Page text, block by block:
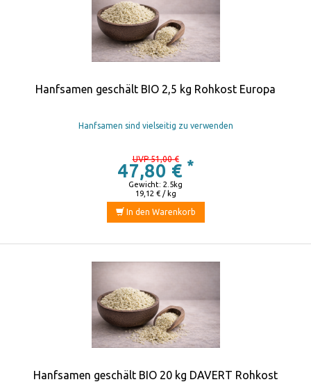
Hanfsamen geschält BIO 2,5 kg Rohkost Europa
Hanfsamen sind vielseitig zu verwenden
UVP 51,00 €
47,80 € *
19,12 € / kg
Gewicht: 2.5kg
In den Warenkorb
Hanfsamen geschält BIO 20 kg DAVERT Rohkost